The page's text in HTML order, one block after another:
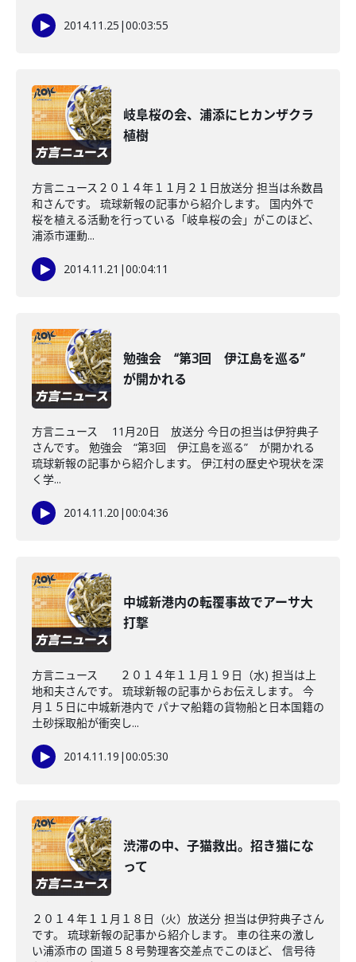
2014.11.25 |00:03:55
岐阜桜の会、浦添にヒカンザクラ
植樹
方言ニュース２０１４年１１月２１日放送分 担当は糸数昌
和さんです。 琉球新報の記事から紹介します。 国内外で
桜を植える活動を行っている「岐阜桜の会」がこのほど、
浦添市運動...
2014.11.21 |00:04:11
勉強会 “第3回 伊江島を巡る”
が開かれる
方言ニュース 11月20日 放送分 今日の担当は伊狩典子
さんです。 勉強会 “第3回 伊江島を巡る” が開かれる
琉球新報の記事から紹介します。 伊江村の歴史や現状を深
く学...
2014.11.20 |00:04:36
中城新港内の転覆事故でアーサ大
打撃
方言ニュース ２０１４年１１月１９日（水) 担当は上
地和夫さんです。 琉球新報の記事からお伝えします。 今
月１５日に中城新港内で パナマ船籍の貨物船と日本国籍の
土砂採取船が衝突し...
2014.11.19 |00:05:30
渋滞の中、子猫救出。招き猫にな
って
２０１４年１１月１８日（火）放送分 担当は伊狩典子さん
です。 琉球新報の記事から紹介します。 車の往来の激し
い浦添市の 国道５８号勢理客交差点でこのほど、 信号待